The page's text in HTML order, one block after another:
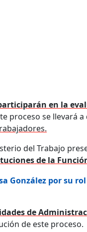
en la
proceso se llevará a
del Trabajo
de la
González por su
de
de este proceso.